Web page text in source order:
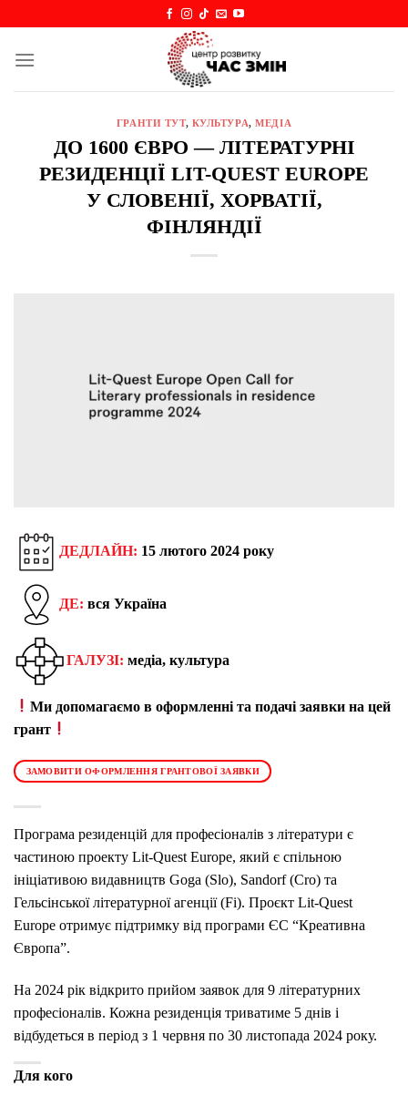
content
ГРАНТИ ТУТ, КУЛЬТУРА,МЕДІА
ДО 1600 ЄВРО — ЛІТЕРАТУРНІ
РЕЗИДЕНЦІЇ LIT-QUEST EUROPE
У СЛОВЕНІЇ, ХОРВАТІЇ,
ФІНЛЯНДІЇ
ДЕДЛАЙН: 15 лютого 2024 року
ДЕ: вся Україна
ГАЛУЗІ: медіа, культура
Ми допомагаємо в оформленні та подачі заявки на цей
грант
ЗАМОВИТИ ОФОРМЛЕННЯ ГРАНТОВОЇ ЗАЯВКИ
Програма резиденцій для професіоналів з літератури є
частиною проекту Lit-Quest Europe, який є спільною
ініціативою видавництв Goga (Slo), Sandorf (Cro) та
Гельсінської літературної агенції (Fi). Проєкт Lit-Quest
Europe отримує підтримку від програми ЄС “Креативна
Європа”.
На 2024 рік відкрито прийом заявок для 9 літературних
професіоналів. Кожна резиденція триватиме 5 днів і
відбудеться в період з 1 червня по 30 листопада 2024 року.
Для кого